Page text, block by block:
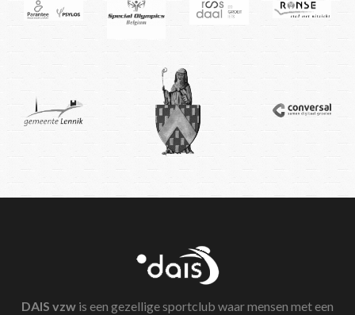
DAIS vzw is een gezellige sportclub waar mensen met een